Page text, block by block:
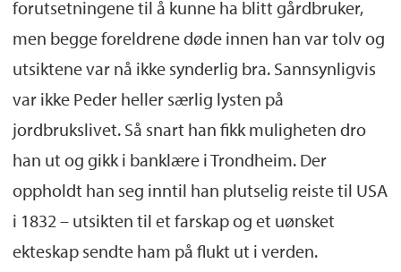
forutsetningene til å kunne ha blitt gårdbruker,
men begge foreldrene døde innen han var tolv og
utsiktene var nå ikke synderlig bra. Sannsynligvis
var ikke Peder heller særlig lysten på
jordbrukslivet. Så snart han fikk muligheten dro
han ut og gikk i banklære i Trondheim. Der
oppholdt han seg inntil han plutselig reiste til USA
i 1832 – utsikten til et farskap og et uønsket
ekteskap sendte ham på flukt ut i verden.